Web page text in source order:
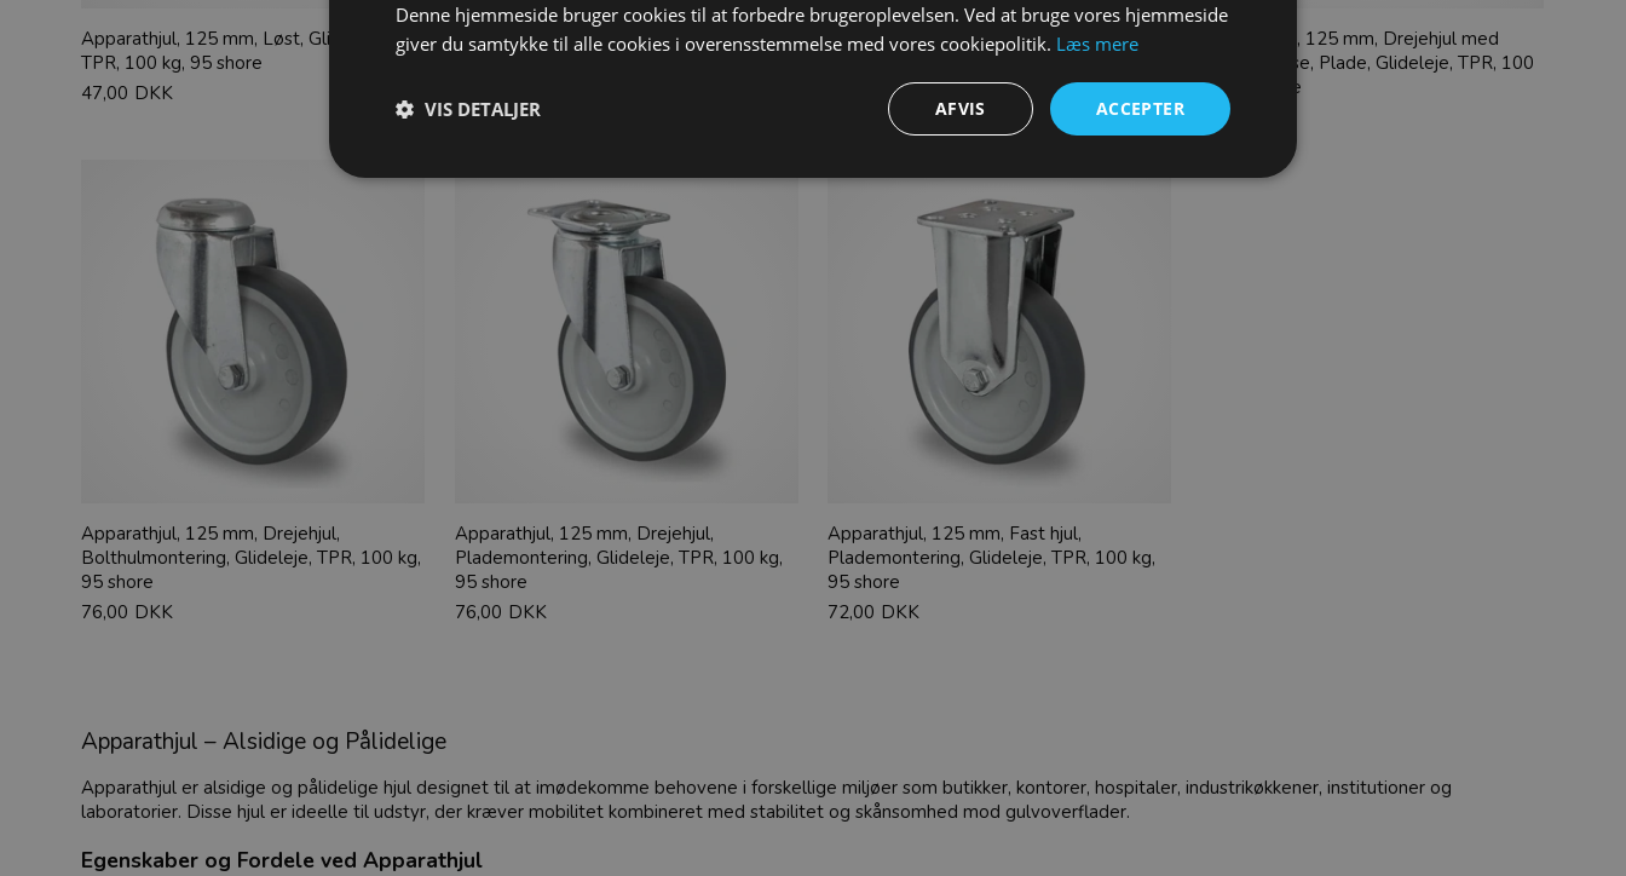
Apparathjul, 125 mm, Løst, Glideleje,
TPR, 100 kg, 95 shore
47,00 DKK
Apparathjul, 125 mm, Drejehjul med
bremse, Bolthul, Glideleje, TPR, 100 kg,
98,00 DKK
Apparathjul, 125 mm, Drejehjul med
plast bremse, Bolthul, Glideleje, TPR,
100 kg, 95 shore
DKK
Apparathjul, 125 mm, Drejehjul med
plast bremse, Plade, Glideleje, TPR, 100
kg, 95 shore
96,00
Apparathjul, 125 mm, Drejehjul,
Bolthulmontering, Glideleje, TPR, 100 kg,
95 shore
76,00 DKK
Apparathjul, 125 mm, Drejehjul,
Plademontering, Glideleje, TPR, 100 kg,
95 shore
76,00 DKK
Apparathjul, 125 mm, Fast hjul,
Plademontering, Glideleje, TPR, 100 kg,
95 shore
72,00 DKK
Apparathjul – Alsidige og Pålidelige
Apparathjul er alsidige og pålidelige hjul designet til at imødekomme behovene i forskellige miljøer som butikker, kontorer, hospitaler, industrikøkkener, institutioner og
laboratorier. Disse hjul er ideelle til udstyr, der kræver mobilitet kombineret med stabilitet og skånsomhed mod gulvoverflader.
Egenskaber og Fordele ved Apparathjul
Denne hjemmeside bruger cookies til at forbedre brugeroplevelsen. Ved at bruge vores hjemmeside
giver du samtykke til alle cookies i overensstemmelse med vores cookiepolitik. Læs mere
ACCEPTER
AFVIS
VIS DETALJER